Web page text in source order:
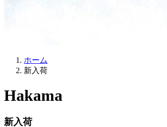
ホーム
新入荷
Hakama
新入荷